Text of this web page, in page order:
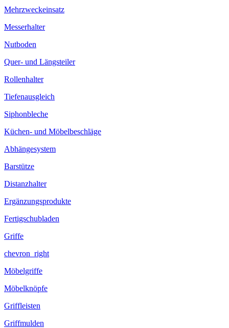
Mehrzweckeinsatz
Messerhalter
Nutboden
Quer- und Längsteiler
Rollenhalter
Tiefenausgleich
Siphonbleche
Küchen- und Möbelbeschläge
Abhängesystem
Barstütze
Distanzhalter
Ergänzungsprodukte
Fertigschubladen
Griffe
chevron_right
Möbelgriffe
Möbelknöpfe
Griffleisten
Griffmulden